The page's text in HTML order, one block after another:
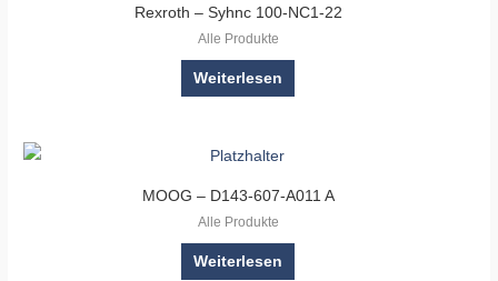
Rexroth – Syhnc 100-NC1-22
Alle Produkte
Weiterlesen
MOOG – D143-607-A011 A
Alle Produkte
Weiterlesen